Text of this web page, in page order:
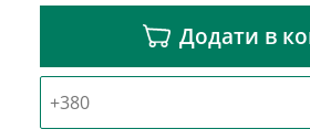
Додати в